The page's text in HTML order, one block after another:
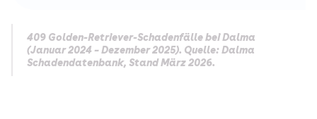
409 Golden-Retriever-Schadenfälle bei Dalma
(Januar 2024 – Dezember 2025). Quelle: Dalma
Schadendatenbank, Stand März 2026.